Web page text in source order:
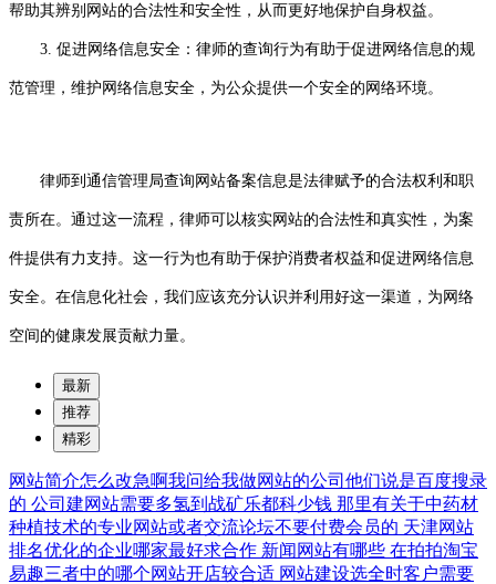
帮助其辨别网站的合法性和安全性，从而更好地保护自身权益。
3. 促进网络信息安全：律师的查询行为有助于促进网络信息的规
范管理，维护网络信息安全，为公众提供一个安全的网络环境。
律师到通信管理局查询网站备案信息是法律赋予的合法权利和职
责所在。通过这一流程，律师可以核实网站的合法性和真实性，为案
件提供有力支持。这一行为也有助于保护消费者权益和促进网络信息
安全。在信息化社会，我们应该充分认识并利用好这一渠道，为网络
空间的健康发展贡献力量。
最新
推荐
精彩
网站简介怎么改急啊我问给我做网站的公司他们说是百度搜录
的 公司建网站需要多氢到战矿乐都科少钱 那里有关于中药材
种植技术的专业网站或者交流论坛不要付费会员的 天津网站
排名优化的企业哪家最好求合作 新闻网站有哪些 在拍拍淘宝
易趣三者中的哪个网站开店较合适 网站建设选全时客户需要